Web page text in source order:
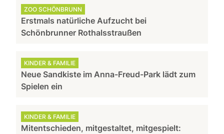
ZOO SCHÖNBRUNN
Erstmals natürliche Aufzucht bei
Schönbrunner Rothalsstraußen
KINDER & FAMILIE
Neue Sandkiste im Anna-Freud-Park lädt zum
Spielen ein
KINDER & FAMILIE
Mitentschieden, mitgestaltet, mitgespielt: